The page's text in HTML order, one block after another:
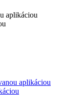
aplikáciou
aplikáciou